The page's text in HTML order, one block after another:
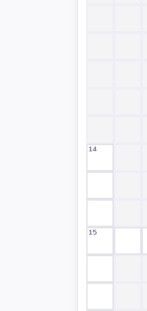
14
15